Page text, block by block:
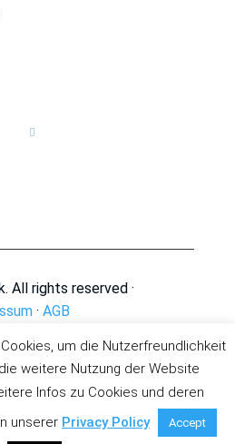

All rights reserved ·
· AGB
um die Nutzerfreundlichkeit
weitere Nutzung der Website
Infos zu Cookies und deren
unserer Privacy Policy Accept
German) English